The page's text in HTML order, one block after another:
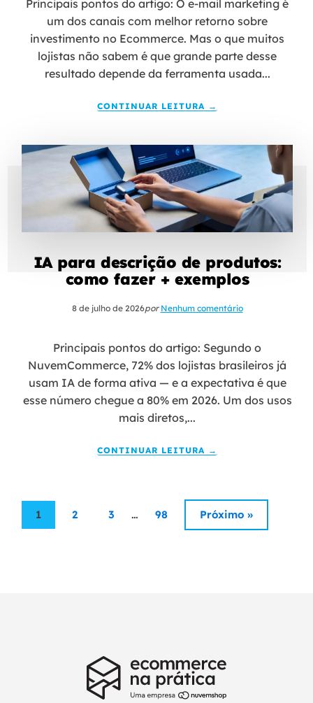
Principais pontos do artigo: O e-mail marketing é
um dos canais com melhor retorno sobre
investimento no Ecommerce. Mas o que muitos
lojistas não sabem é que grande parte desse
resultado depende da ferramenta usada...
CONTINUAR LEITURA →
IA para descrição de produtos:
como fazer + exemplos
8 de julho de 2026por Nenhum comentário
Principais pontos do artigo: Segundo o
NuvemCommerce, 72% dos lojistas brasileiros já
usam IA de forma ativa — e a expectativa é que
esse número chegue a 80% em 2026. Um dos usos
mais diretos,...
CONTINUAR LEITURA →
1 2 3 … 98 Próximo »